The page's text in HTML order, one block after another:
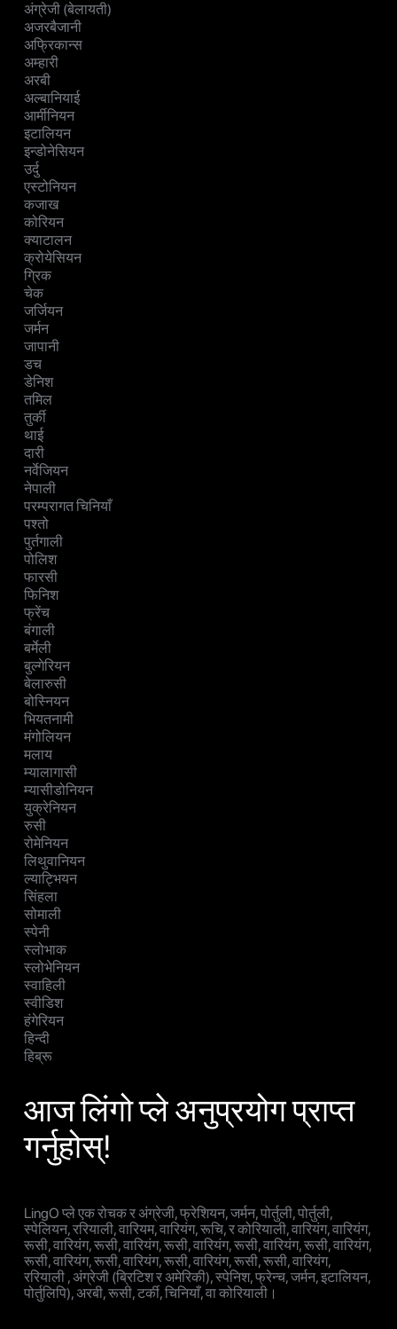
अंग्रेजी (बेलायती)
अजरबैजानी
अफ्रिकान्स
अम्हारी
अरबी
अल्बानियाई
आर्मीनियन
इटालियन
इन्डोनेसियन
उर्दु
एस्टोनियन
कजाख
कोरियन
क्याटालन
क्रोयेसियन
ग्रिक
चेक
जर्जियन
जर्मन
जापानी
डच
डेनिश
तमिल
तुर्की
थाई
दारी
नर्वेजियन
नेपाली
परम्परागत चिनियाँ
पश्तो
पुर्तगाली
पोलिश
फारसी
फिनिश
फ्रेंच
बंगाली
बर्मेली
बुल्गेरियन
बेलारुसी
बोस्नियन
भियतनामी
मंगोलियन
मलाय
म्यालागासी
म्यासीडोनियन
युक्रेनियन
रुसी
रोमेनियन
लिथुवानियन
ल्याट्भियन
सिंहला
सोमाली
स्पेनी
स्लोभाक
स्लोभेनियन
स्वाहिली
स्वीडिश
हंगेरियन
हिन्दी
हिब्रू
आज लिंगो प्ले अनुप्रयोग प्राप्त
गर्नुहोस्!
LingO प्ले एक रोचक र अंग्रेजी, फ्रेशियन, जर्मन, पोर्तुली, पोर्तुली,
स्पेलियन, ररियाली, वारियम, वारियंग, रूचि, र कोरियाली, वारियंग, वारियंग,
रूसी, वारियंग, रूसी, वारियंग, रूसी, वारियंग, रूसी, वारियंग, रूसी, वारियंग,
रूसी, वारियंग, रूसी, वारियंग, रूसी, वारियंग, रूसी, रूसी, वारियंग,
ररियाली , अंग्रेजी (ब्रिटिश र अमेरिकी), स्पेनिश, फ्रेन्च, जर्मन, इटालियन,
पोर्तुलिपि), अरबी, रूसी, टर्की, चिनियाँ, वा कोरियाली।